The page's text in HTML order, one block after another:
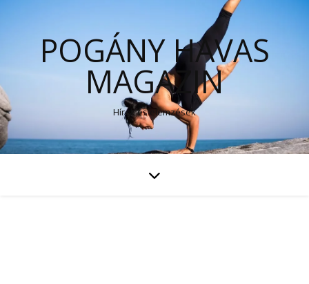
POGÁNY HAVAS
MAGAZIN
Hírek és elemzések